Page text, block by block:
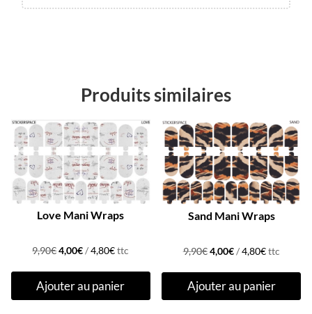
Produits similaires
Promo !
Love Mani Wraps
9,90€Le
initial
4,00€Le
actuel
/4,80€ttc
Ajouter au panier
Promo !
Sand Mani Wraps
9,90€Le
initial
4,00€Le
actuel
/4,80€ttc
Ajouter au panier